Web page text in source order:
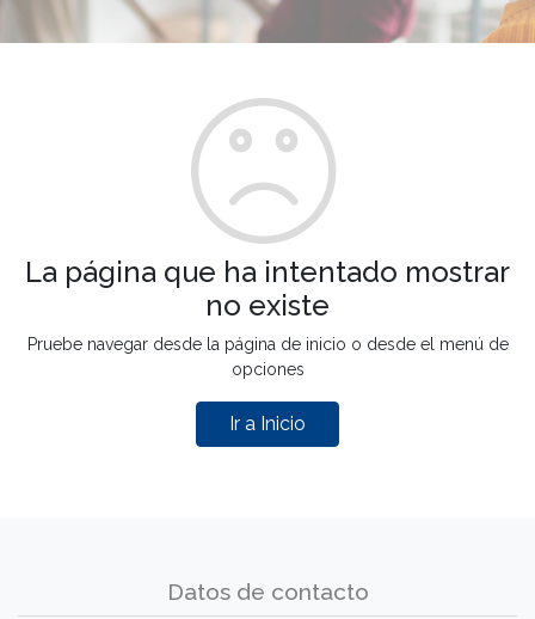
La página que ha intentado mostrar
no existe
Pruebe navegar desde la página de inicio o desde el menú de
opciones
Ir a Inicio
Datos de contacto